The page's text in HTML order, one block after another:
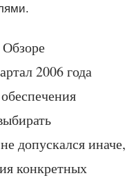
2006 года
допускался иначе,
конкретных